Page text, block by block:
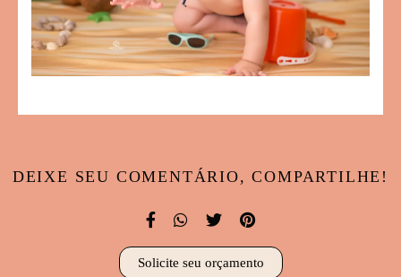
DEIXE SEU COMENTÁRIO, COMPARTILHE!
Solicite seu orçamento